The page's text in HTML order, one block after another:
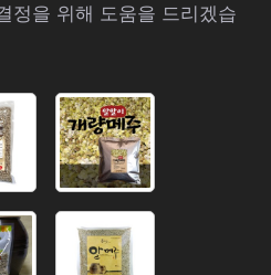
정을 위해 도움을 드리겠습